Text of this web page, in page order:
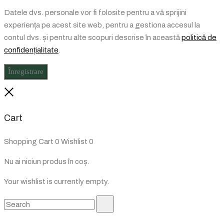
Datele dvs. personale vor fi folosite pentru a vă sprijini
experiența pe acest site web, pentru a gestiona accesul la
contul dvs. și pentru alte scopuri descrise în această politică de
confidențialitate
Înregistrare
Cart
Shopping Cart 0 Wishlist 0
Nu ai niciun produs în coș.
Your wishlist is currently empty.
Search